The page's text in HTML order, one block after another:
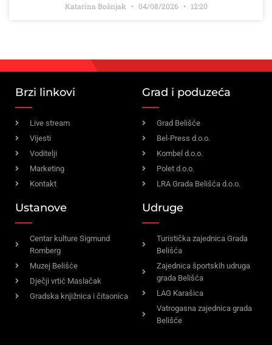
Katarina Bošnjak 04/08/2026 12:20
Brzi linkovi
Live stream
Vijesti
Voditelji
Marketing
Kontakt
Grad i poduzeća
Grad Belišće
Bel-Press d.o.o.
Kombel d.o.o.
Polet d.o.o.
LRA Grada Belišća d.o.o.
Ustanove
Centar kulture Sigmund
Romberg
Muzej Belišće
Dječji vrtić Maslačak
Gradska knjižnica i čitaonica
Udruge
Turistička zajednica Grada
Belišća
Zajednica športskih udruga
grada Belišća
LAG Karašica
Vatrogasna zajednica grada
Belišće